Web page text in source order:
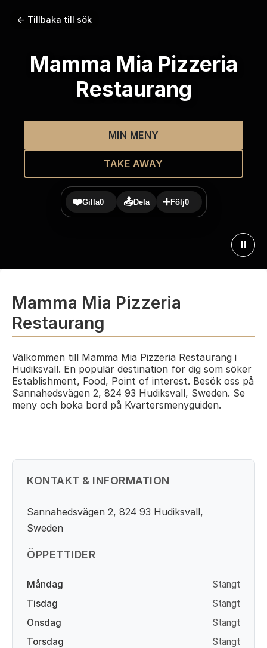
← Tillbaka till sök
Mamma Mia Pizzeria
Restaurang
MIN MENY
TAKE AWAY
❤️Gilla0 📤Dela ➕Följ0
⏸
Mamma Mia Pizzeria
Restaurang
Välkommen till Mamma Mia Pizzeria Restaurang i
Hudiksvall. En populär destination för dig som söker
Establishment, Food, Point of interest. Besök oss på
Sannahedsvägen 2, 824 93 Hudiksvall, Sweden. Se
meny och boka bord på Kvartersmenyguiden.
KONTAKT & INFORMATION
Sannahedsvägen 2, 824 93 Hudiksvall,
Sweden
ÖPPETTIDER
Måndag
Stängt
Tisdag
Stängt
Onsdag
Stängt
Torsdag
Stängt